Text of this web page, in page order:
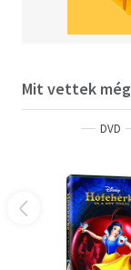
Mit vettek
DVD